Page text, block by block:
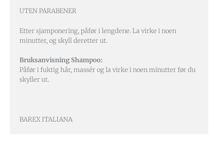
UTEN PARABENER
Etter sjamponering, påfør i lengdene. La virke i noen
minutter, og skyll deretter ut.
Bruksanvisning Shampoo:
Påfør i fuktig hår, massér og la virke i noen minutter før du
skyller ut.
BAREX ITALIANA